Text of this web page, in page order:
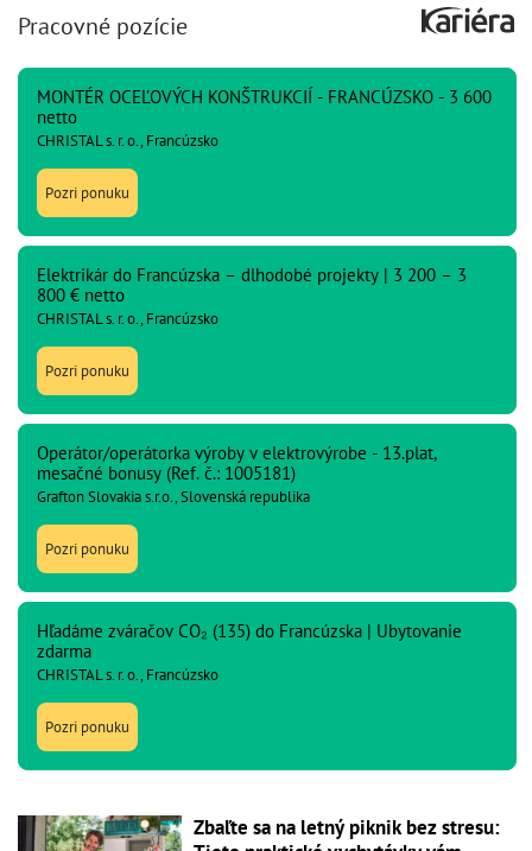
Pracovné pozície
MONTÉR OCEĽOVÝCH KONŠTRUKCIÍ - FRANCÚZSKO - 3 600
netto
CHRISTAL s. r. o., Francúzsko
Pozri ponuku
Elektrikár do Francúzska – dlhodobé projekty | 3 200 – 3
800 € netto
CHRISTAL s. r. o., Francúzsko
Pozri ponuku
Operátor/operátorka výroby v elektrovýrobe - 13.plat,
mesačné bonusy (Ref. č.: 1005181)
Grafton Slovakia s.r.o., Slovenská republika
Pozri ponuku
Hľadáme zváračov CO₂ (135) do Francúzska | Ubytovanie
zdarma
CHRISTAL s. r. o., Francúzsko
Pozri ponuku
Zbaľte sa na letný piknik bez stresu: